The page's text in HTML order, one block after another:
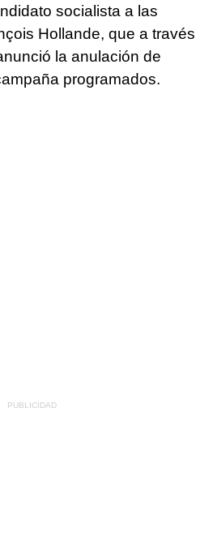
socialista a las
Hollande, que a través
la anulación de
programados.